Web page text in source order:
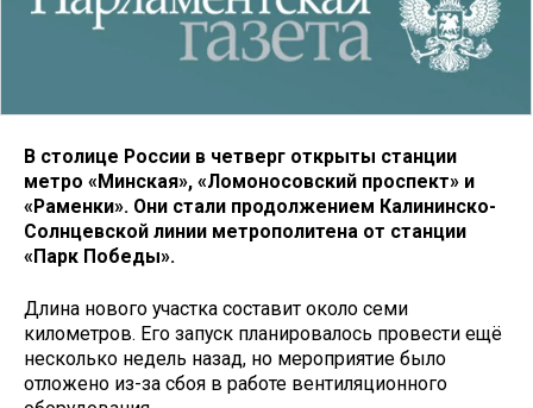
В столице России в четверг открыты станции
метро «Минская», «Ломоносовский проспект» и
«Раменки». Они стали продолжением Калининско-
Солнцевской линии метрополитена от станции
«Парк Победы».
Длина нового участка составит около семи
километров. Его запуск планировалось провести ещё
несколько недель назад, но мероприятие было
отложено из-за сбоя в работе вентиляционного